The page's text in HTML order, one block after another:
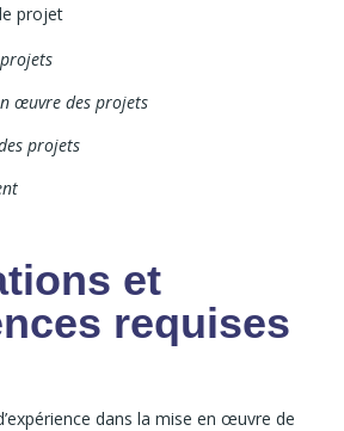
projet
œuvre des projets
projets
et
requises
dans la mise en œuvre de